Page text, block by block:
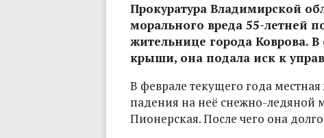
Прокуратура Владимирской
морального вреда 55-летней
жительнице города Коврова.
крыши, она подала иск к
В феврале текущего года
падения на неё снежно-
Пионерская. После чего она